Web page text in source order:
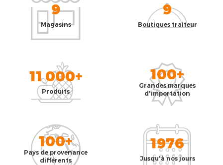
9
Magasins
9
Boutiques traiteur
11 000+
Produits
100+
Grandes marques
d'importation
100+
Pays de provenance
différents
1976
Jusqu'à nos jours